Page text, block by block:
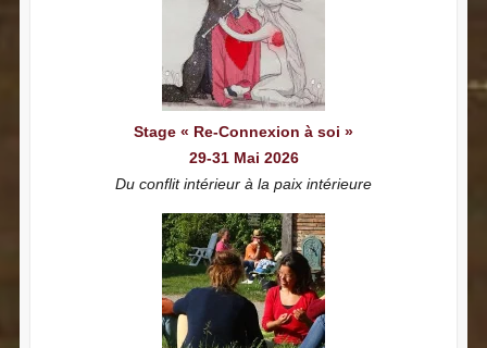
Stage « Re-Connexion à soi »
29-31 Mai 2026
Du conflit intérieur à la paix intérieure